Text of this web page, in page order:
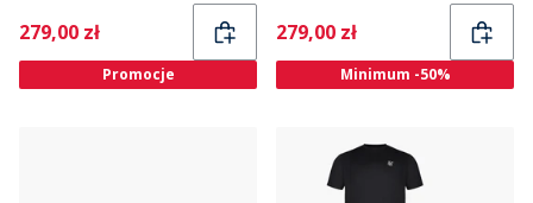
Current
279,00 zł
Promocje
Current
279,00 zł
Minimum -50%